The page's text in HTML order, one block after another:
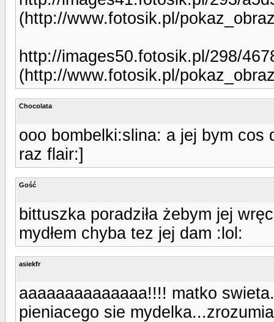
(http://www.fotosik.pl/
http://images50.fotosik.pl/298/
(http://www.fotosik.pl/
Chocolata
ooo bombelki:slina: a jej bym
raz flair:]
Gość
bittuszka poradziła żebym jej
mydłem chyba tez jej dam :lol:
asiekfr
aaaaaaaaaaaaaa!!!! matko
pieniacego sie